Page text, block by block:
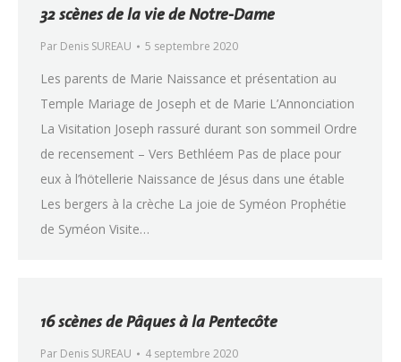
32 scènes de la vie de Notre-Dame
Par Denis SUREAU 5 septembre 2020
Les parents de Marie Naissance et présentation au
Temple Mariage de Joseph et de Marie L’Annonciation
La Visitation Joseph rassuré durant son sommeil Ordre
de recensement – Vers Bethléem Pas de place pour
eux à l’hötellerie Naissance de Jésus dans une étable
Les bergers à la crèche La joie de Syméon Prophétie
de Syméon Visite…
16 scènes de Pâques à la Pentecôte
Par Denis SUREAU 4 septembre 2020